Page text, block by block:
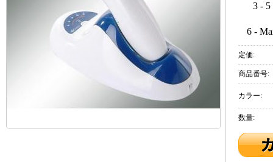
3 - 5
6 -
定価:
商品番号:
カラー:
数量: